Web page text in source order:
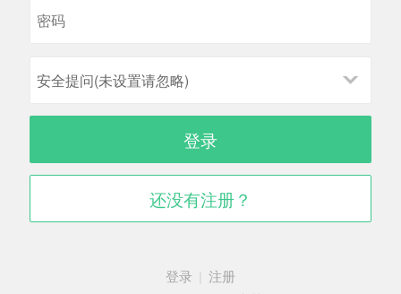
安全提问(未设置请忽略)
登录
还没有注册？
登录
注册